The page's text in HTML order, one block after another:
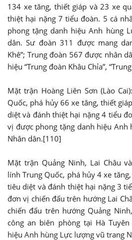
134 xe tăng, thiết giáp và 23 xe
thiệt hại nặng 7 tiểu đoàn. 5 cá
phong tặng danh hiệu Anh hùng
dân. Sư đoàn 311 được mang
Khê”; Trung đoàn 567 được nhân
hiệu “Trung đoàn Khâu Chỉa”,
Mặt trận Hoàng Liên Sơn (Lào
Quốc, phá hủy 66 xe tăng, thiết
diệt và đánh thiệt hại nặng 4 tiểu
vị được phong tặng danh hiệu Anh
Nhân dân.[110]
Mặt trận Quảng Ninh, Lai Châu
lính Trung Quốc, phá hủy 4 xe
tiêu diệt và đánh thiệt hại nặng 3
đơn vị chiến đấu trên hướng Lai
chiến đấu trên hướng Quảng
công an biên phòng tại Hà
hiệu Anh hùng Lực lượng vũ trang